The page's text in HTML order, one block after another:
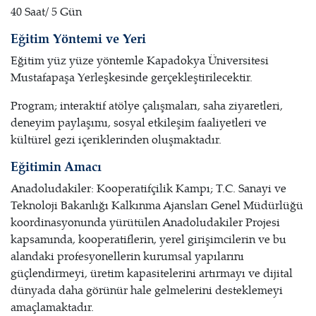
40 Saat/ 5 Gün
Eğitim Yöntemi ve Yeri
Eğitim yüz yüze yöntemle Kapadokya Üniversitesi
Mustafapaşa Yerleşkesinde gerçekleştirilecektir.
Program; interaktif atölye çalışmaları, saha ziyaretleri,
deneyim paylaşımı, sosyal etkileşim faaliyetleri ve
kültürel gezi içeriklerinden oluşmaktadır.
Eğitimin Amacı
Anadoludakiler: Kooperatifçilik Kampı; T.C. Sanayi ve
Teknoloji Bakanlığı Kalkınma Ajansları Genel Müdürlüğü
koordinasyonunda yürütülen Anadoludakiler Projesi
kapsamında, kooperatiflerin, yerel girişimcilerin ve bu
alandaki profesyonellerin kurumsal yapılarını
güçlendirmeyi, üretim kapasitelerini artırmayı ve dijital
dünyada daha görünür hale gelmelerini desteklemeyi
amaçlamaktadır.